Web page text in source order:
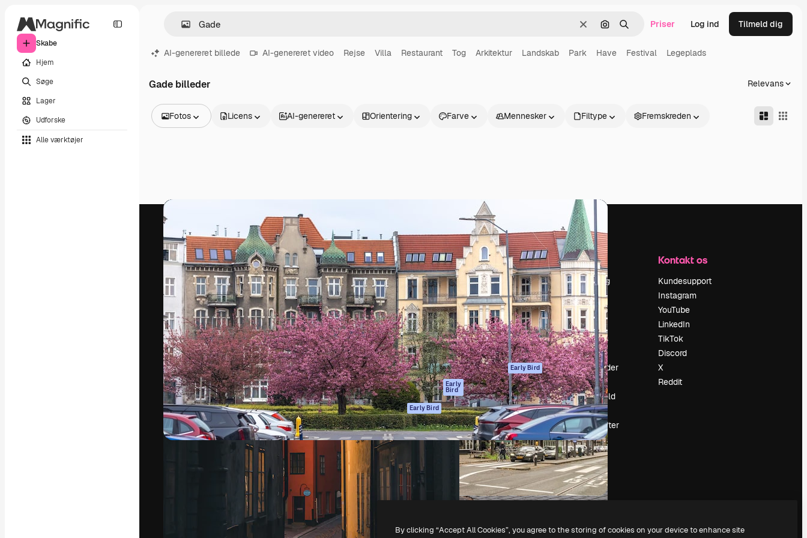
Skabe
Hjem
Søge
Lager
Udforske
Alle værktøjer
Klar Søg efter billede
Søge Priser Log ind Tilmeld dig
AI-genereret billede AI-genereret video Rejse Villa Restaurant Tog Arkitektur Landskab Park Have Festival Legeplads
Gade billeder Relevans
Fotos
Videoer
Optagelser
Motion graphics
Videoskabeloner
Ikoner
3D modeller
Skrifttyper
Licens AI-genereret Orientering Farve Mennesker Filtype Fremskreden
Den kreative platform til at skabe dit bedste
arbejde. Over 1 million abonnenter – fra
kreative og virksomheder til bureauer og
studier.
Dansk
Produkter
Spaces
AI-assistent
AI-billedgenerator
AI-videogenerator
AI-
stemmegenerator
Stockindhold
MCP til
Claude/ChatGPT
Early
Bird
Agenter Early Bird
API
Mobilapp
Alle Magnific
værktøjer
Kom godt i
gang
Academy
Dokumentation
Support
Vilkår for brug
Privatlivspolitik
Originaler Early Bird
Cookies politik
Tillidscenter
Partnere
Virksomhed
Firma
Prissætning
Om os
Reviews
Karriere
Søgetrends
Blog
Begivenheder
Slidesgo
Sælg indhold
Presserum
Leder du efter
magnific.ai
Kontakt os
Kundesupport
Instagram
YouTube
LinkedIn
TikTok
Discord
X
Reddit
Copyright © 2010- 2026 Freepik Company S.L.U. Alle rettigheder forbeholdes.
By clicking “Accept All Cookies”, you agree to the storing of cookies on your device to enhance site